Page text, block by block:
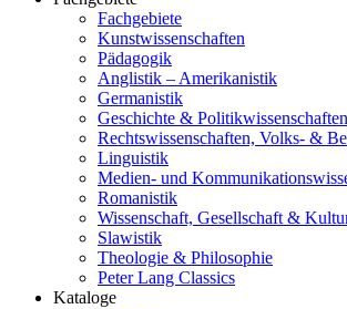
Fachgebiete
Kunstwissenschaften
Pädagogik
Anglistik – Amerikanistik
Germanistik
Geschichte & Politikwissenschaften
Rechtswissenschaften, Volks- &
Linguistik
Medien- und
Romanistik
Wissenschaft, Gesellschaft &
Slawistik
Theologie & Philosophie
Peter Lang Classics
Kataloge